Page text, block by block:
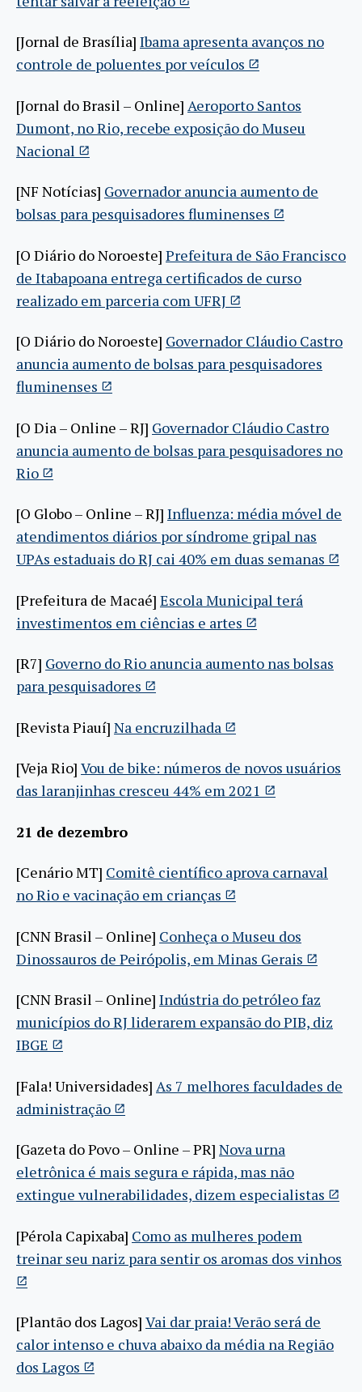
[Jornal de Brasília] Ibama apresenta avanços no
controle de poluentes por veículos
[Jornal do Brasil – Online] Aeroporto Santos
Dumont, no Rio, recebe exposição do Museu
Nacional
[NF Notícias] Governador anuncia aumento de
bolsas para pesquisadores fluminenses
[O Diário do Noroeste] Prefeitura de São Francisco
de Itabapoana entrega certificados de curso
realizado em parceria com UFRJ
[O Diário do Noroeste] Governador Cláudio Castro
anuncia aumento de bolsas para pesquisadores
fluminenses
[O Dia – Online – RJ] Governador Cláudio Castro
anuncia aumento de bolsas para pesquisadores no
Rio
[O Globo – Online – RJ] Influenza: média móvel de
atendimentos diários por síndrome gripal nas
UPAs estaduais do RJ cai 40% em duas semanas
[Prefeitura de Macaé] Escola Municipal terá
investimentos em ciências e artes
[R7] Governo do Rio anuncia aumento nas bolsas
para pesquisadores
[Revista Piauí] Na encruzilhada
[Veja Rio] Vou de bike: números de novos usuários
das laranjinhas cresceu 44% em 2021
21 de dezembro
[Cenário MT] Comitê científico aprova carnaval
no Rio e vacinação em crianças
[CNN Brasil – Online] Conheça o Museu dos
Dinossauros de Peirópolis, em Minas Gerais
[CNN Brasil – Online] Indústria do petróleo faz
municípios do RJ liderarem expansão do PIB, diz
IBGE
[Fala! Universidades] As 7 melhores faculdades de
administração
[Gazeta do Povo – Online – PR] Nova urna
eletrônica é mais segura e rápida, mas não
extingue vulnerabilidades, dizem especialistas
[Pérola Capixaba] Como as mulheres podem
treinar seu nariz para sentir os aromas dos vinhos
[Plantão dos Lagos] Vai dar praia! Verão será de
calor intenso e chuva abaixo da média na Região
dos Lagos